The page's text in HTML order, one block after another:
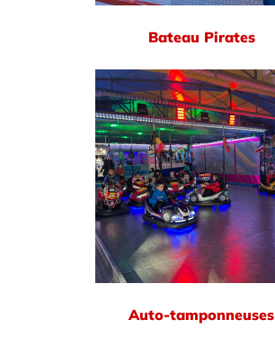
Bateau Pirates
Auto-tamponneuses